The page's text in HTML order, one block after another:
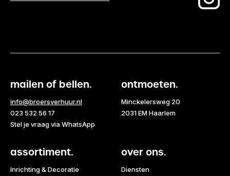
mailen of bellen.
info@broersverhuur.nl
023 532 56 17
Stel je vraag via WhatsApp
ontmoeten.
Minckelersweg 20
2031 EM Haarlem
assortiment.
Inrichting & Decoratie
over ons.
Diensten